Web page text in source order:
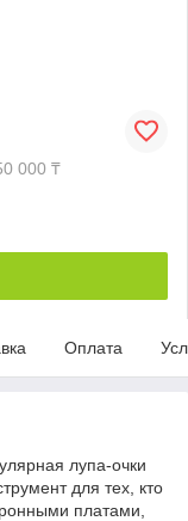
000 ₸
Оплата
лупа-очки
для тех, кто
платами,